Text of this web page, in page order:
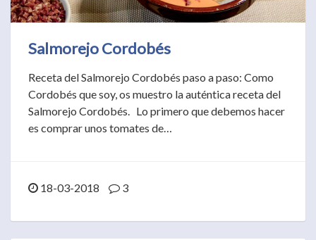
Salmorejo Cordobés
Receta del Salmorejo Cordobés paso a paso: Como
Cordobés que soy, os muestro la auténtica receta del
Salmorejo Cordobés. Lo primero que debemos hacer
es comprar unos tomates de…
18-03-2018 3